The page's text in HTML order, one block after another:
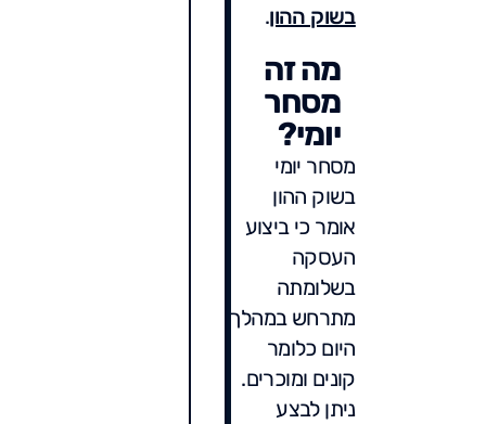
בשוק ההון.
מה זה
מסחר
יומי?
מסחר יומי
בשוק ההון
אומר כי ביצוע
העסקה
בשלומתה
מתרחש במהלך
היום כלומר
קונים ומוכרים.
ניתן לבצע